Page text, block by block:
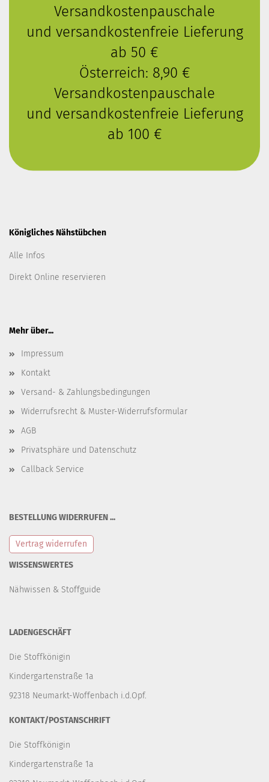
Versandkostenpauschale
und versandkostenfreie Lieferung
ab 50 €
Österreich: 8,90 €
Versandkostenpauschale
und versandkostenfreie Lieferung
ab 100 €
Königliches Nähstübchen
Alle Infos
Direkt Online reservieren
Mehr über...
Impressum
Kontakt
Versand- & Zahlungsbedingungen
Widerrufsrecht & Muster-Widerrufsformular
AGB
Privatsphäre und Datenschutz
Callback Service
BESTELLUNG WIDERRUFEN ...
Vertrag widerrufen
WISSENSWERTES
Nähwissen & Stoffguide
LADENGESCHÄFT
Die Stoffkönigin
Kindergartenstraße 1a
92318 Neumarkt-Woffenbach i.d.Opf.
KONTAKT/POSTANSCHRIFT
Die Stoffkönigin
Kindergartenstraße 1a